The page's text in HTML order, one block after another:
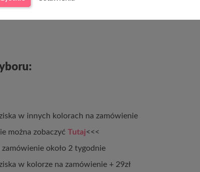
48,5 cm
w innych kolorach na zamówienie
można zobaczyć Tutaj<<<
około 2 tygodnie
w kolorze na zamówienie + 29zł